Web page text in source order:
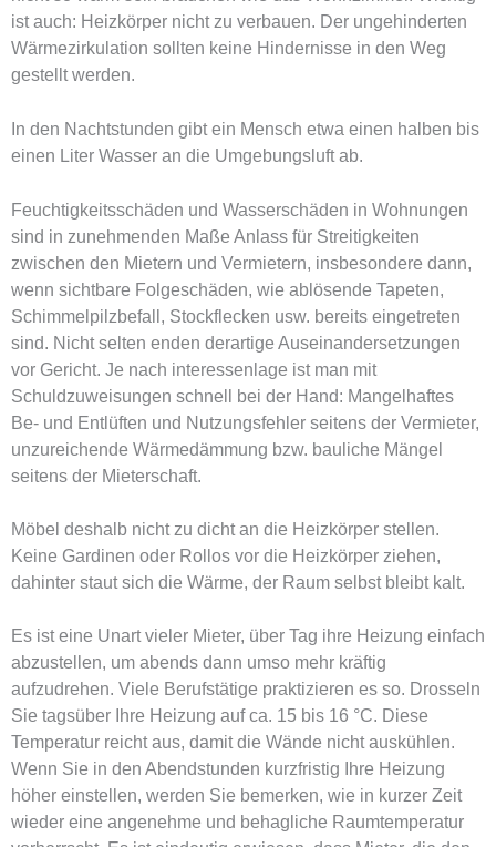
ist auch: Heizkörper nicht zu verbauen. Der ungehinderten
Wärmezirkulation sollten keine Hindernisse in den Weg
gestellt werden.
In den Nachtstunden gibt ein Mensch etwa einen halben bis
einen Liter Wasser an die Umgebungsluft ab.
Feuchtigkeitsschäden und Wasserschäden in Wohnungen
sind in zunehmenden Maße Anlass für Streitigkeiten
zwischen den Mietern und Vermietern, insbesondere dann,
wenn sichtbare Folgeschäden, wie ablösende Tapeten,
Schimmelpilzbefall, Stockflecken usw. bereits eingetreten
sind. Nicht selten enden derartige Auseinandersetzungen
vor Gericht. Je nach interessenlage ist man mit
Schuldzuweisungen schnell bei der Hand: Mangelhaftes
Be- und Entlüften und Nutzungsfehler seitens der Vermieter,
unzureichende Wärmedämmung bzw. bauliche Mängel
seitens der Mieterschaft.
Möbel deshalb nicht zu dicht an die Heizkörper stellen.
Keine Gardinen oder Rollos vor die Heizkörper ziehen,
dahinter staut sich die Wärme, der Raum selbst bleibt kalt.
Es ist eine Unart vieler Mieter, über Tag ihre Heizung einfach
abzustellen, um abends dann umso mehr kräftig
aufzudrehen. Viele Berufstätige praktizieren es so. Drosseln
Sie tagsüber Ihre Heizung auf ca. 15 bis 16 °C. Diese
Temperatur reicht aus, damit die Wände nicht auskühlen.
Wenn Sie in den Abendstunden kurzfristig Ihre Heizung
höher einstellen, werden Sie bemerken, wie in kurzer Zeit
wieder eine angenehme und behagliche Raumtemperatur